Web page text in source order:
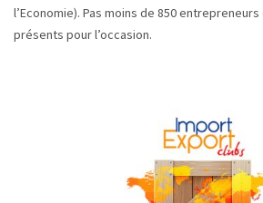
l’Economie). Pas moins de 850
présents pour l’occasion.